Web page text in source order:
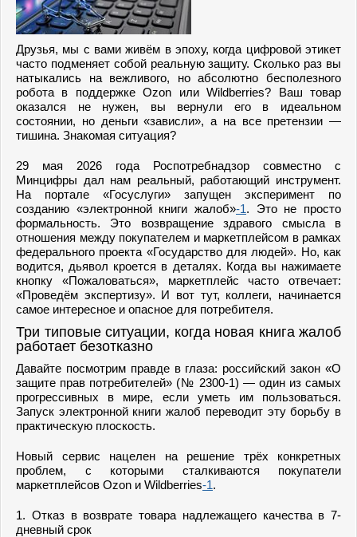
Друзья, мы с вами живём в эпоху, когда цифровой этикет
часто подменяет собой реальную защиту. Сколько раз вы
натыкались на вежливого, но абсолютно бесполезного
робота в поддержке Ozon или Wildberries? Ваш товар
оказался не нужен, вы вернули его в идеальном
состоянии, но деньги «зависли», а на все претензии —
тишина. Знакомая ситуация?
29 мая 2026 года Роспотребнадзор совместно с
Минцифры дал нам реальный, работающий инструмент.
На портале «Госуслуги» запущен эксперимент по
созданию «электронной книги жалоб»-1. Это не просто
формальность. Это возвращение здравого смысла в
отношения между покупателем и маркетплейсом в рамках
федерального проекта «Государство для людей». Но, как
водится, дьявол кроется в деталях. Когда вы нажимаете
кнопку «Пожаловаться», маркетплейс часто отвечает:
«Проведём экспертизу». И вот тут, коллеги, начинается
самое интересное и опасное для потребителя.
Три типовые ситуации, когда новая книга жалоб
работает безотказно
Давайте посмотрим правде в глаза: российский закон «О
защите прав потребителей» (№ 2300-1) — один из самых
прогрессивных в мире, если уметь им пользоваться.
Запуск электронной книги жалоб переводит эту борьбу в
практическую плоскость.
Новый сервис нацелен на решение трёх конкретных
проблем, с которыми сталкиваются покупатели
маркетплейсов Ozon и Wildberries-1.
1. Отказ в возврате товара надлежащего качества в 7-
дневный срок